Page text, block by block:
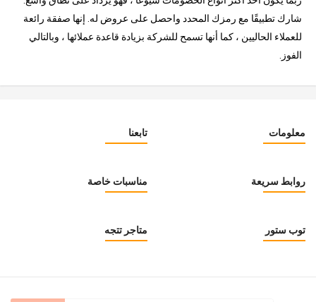
شارك تطبيقًا مع رمزك المحدد واحصل على عروض له. إنها صفقة رائعة
للعملاء الحاليين ، كما أنها تسمح للشركة بزيادة قاعدة عملائها ، وبالتالي
الفوز.
تابعنا معلومات
مناسبات خاصة روابط سريعة
متاجر تتجه توب ستور